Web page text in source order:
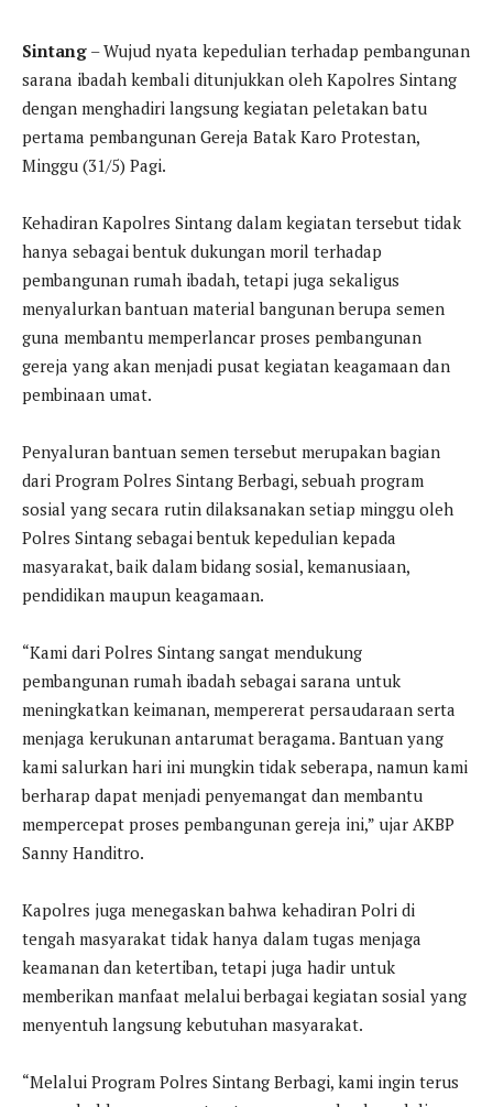
Sintang – Wujud nyata kepedulian terhadap pembangunan
sarana ibadah kembali ditunjukkan oleh Kapolres Sintang
dengan menghadiri langsung kegiatan peletakan batu
pertama pembangunan Gereja Batak Karo Protestan,
Minggu (31/5) Pagi.
Kehadiran Kapolres Sintang dalam kegiatan tersebut tidak
hanya sebagai bentuk dukungan moril terhadap
pembangunan rumah ibadah, tetapi juga sekaligus
menyalurkan bantuan material bangunan berupa semen
guna membantu memperlancar proses pembangunan
gereja yang akan menjadi pusat kegiatan keagamaan dan
pembinaan umat.
Penyaluran bantuan semen tersebut merupakan bagian
dari Program Polres Sintang Berbagi, sebuah program
sosial yang secara rutin dilaksanakan setiap minggu oleh
Polres Sintang sebagai bentuk kepedulian kepada
masyarakat, baik dalam bidang sosial, kemanusiaan,
pendidikan maupun keagamaan.
“Kami dari Polres Sintang sangat mendukung
pembangunan rumah ibadah sebagai sarana untuk
meningkatkan keimanan, mempererat persaudaraan serta
menjaga kerukunan antarumat beragama. Bantuan yang
kami salurkan hari ini mungkin tidak seberapa, namun kami
berharap dapat menjadi penyemangat dan membantu
mempercepat proses pembangunan gereja ini,” ujar AKBP
Sanny Handitro.
Kapolres juga menegaskan bahwa kehadiran Polri di
tengah masyarakat tidak hanya dalam tugas menjaga
keamanan dan ketertiban, tetapi juga hadir untuk
memberikan manfaat melalui berbagai kegiatan sosial yang
menyentuh langsung kebutuhan masyarakat.
“Melalui Program Polres Sintang Berbagi, kami ingin terus